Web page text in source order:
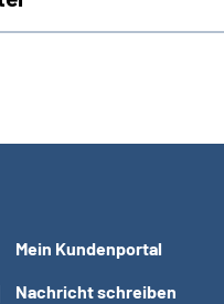
Mein Kundenportal
Nachricht schreiben